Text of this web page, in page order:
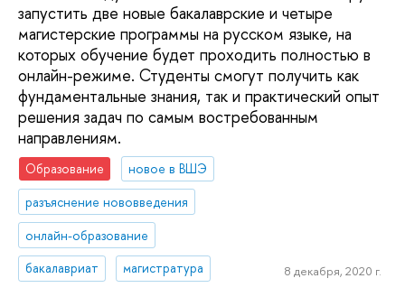
запустить две новые бакалаврские и четыре
магистерские программы на русском языке, на
которых обучение будет проходить полностью в
онлайн-режиме. Студенты смогут получить как
фундаментальные знания, так и практический опыт
решения задач по самым востребованным
направлениям.
Образование
новое в ВШЭ
разъяснение нововведения
онлайн-образование
бакалавриат
магистратура 8 декабря, 2020 г.